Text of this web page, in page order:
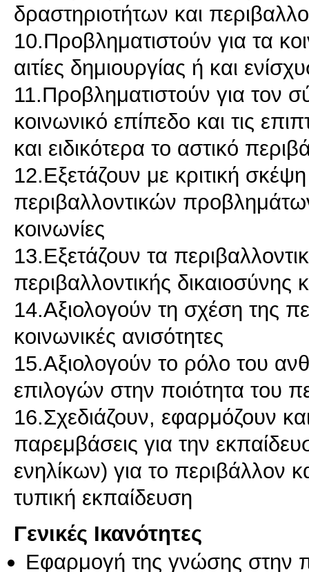
δραστηριοτήτων και
10.Προβληματιστούν για τα
αιτίες δημιουργίας ή και
11.Προβληματιστούν για τον
κοινωνικό επίπεδο και τις
και ειδικότερα το αστικό
12.Εξετάζουν με κριτική σκέψη
περιβαλλοντικών
κοινωνίες
13.Εξετάζουν τα
περιβαλλοντικής
14.Αξιολογούν τη σχέση της
κοινωνικές ανισότητες
15.Αξιολογούν το ρόλο του
επιλογών στην ποιότητα του
16.Σχεδιάζουν, εφαρμόζουν
παρεμβάσεις για την
ενηλίκων) για το περιβάλλον
Γενικές Ικανότητες
Εφαρμογή της γνώσης στην